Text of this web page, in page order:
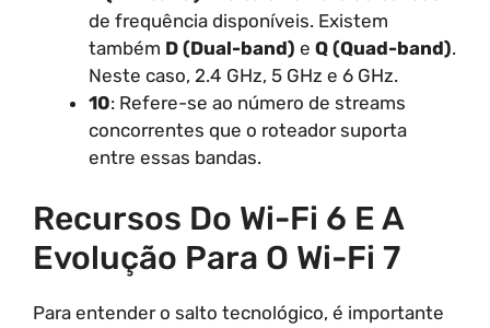
de frequência disponíveis. Existem
também D (Dual-band) e Q (Quad-band).
Neste caso, 2.4 GHz, 5 GHz e 6 GHz.
10: Refere-se ao número de streams
concorrentes que o roteador suporta
entre essas bandas.
Recursos Do Wi-Fi 6 E A
Evolução Para O Wi-Fi 7
Para entender o salto tecnológico, é importante